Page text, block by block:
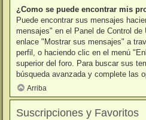
¿Como se puede encontrar mis
Puede encontrar sus mensajes
mensajes" en el Panel de Control de
enlace "Mostrar sus mensajes" a
perfil, o haciendo clic en el menú
superior del foro. Para buscar sus
búsqueda avanzada y complete las
Arriba
Suscripciones y Favoritos